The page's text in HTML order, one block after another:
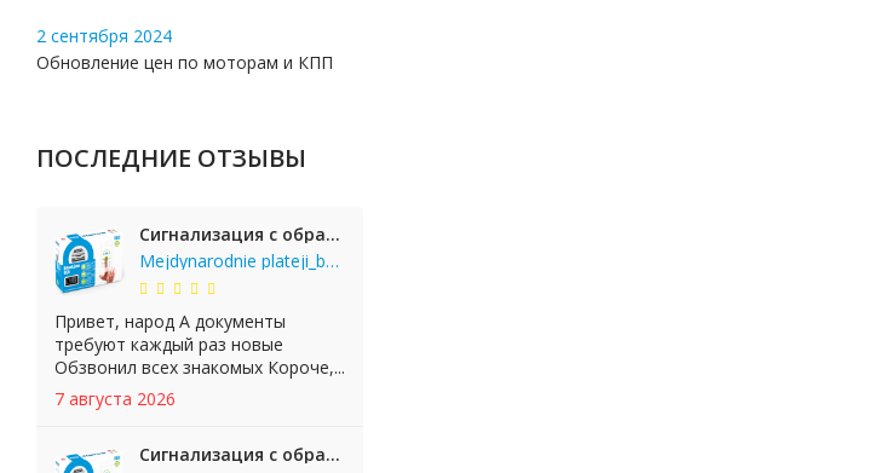
2 сентября 2024
Обновление цен по моторам и КПП
ПОСЛЕДНИЕ ОТЗЫВЫ
Сигнализация с обратной связью StarLine E65 BT 2CAN+LIN
Mejdynarodnie plateji_bgKi
Привет, народ А документы
требуют каждый раз новые
Обзвонил всех знакомых Короче,...
7 августа 2026
Сигнализация с обратной связью StarLine E65 BT 2CAN+LIN